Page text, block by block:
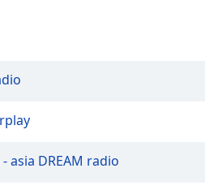
- asia DREAM radio